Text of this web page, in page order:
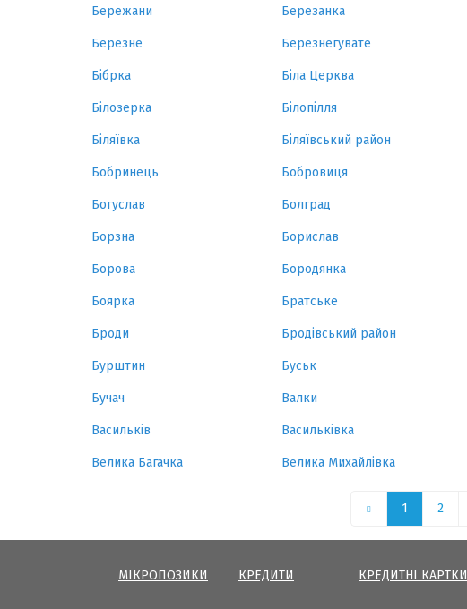
Бережани Березанка
Березне Березнегувате
Бібрка Біла Церква
Білозерка Білопілля
Біляївка Біляївський район
Бобринець Бобровиця
Богуслав Болград
Борзна Борислав
Борова Бородянка
Боярка Братське
Броди Бродівський район
Бурштин Буськ
Бучач Валки
Васильків Васильківка
Велика Багачка Велика Михайлівка
1 2
МІКРОПОЗИКИ КРЕДИТИ КРЕДИТНІ КАРТКИ